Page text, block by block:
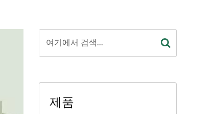
제품